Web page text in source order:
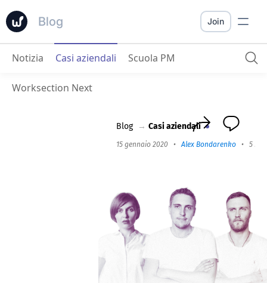
Blog
Volta Uno: Il Potere di Worksection È nella Personalizzazione Flessibile
Join
Notizia Casi aziendali Scuola PM
Worksection Next
Blog → Casi aziendali
15 gennaio 2020 •Alex Bondarenko • 5